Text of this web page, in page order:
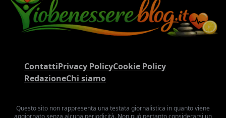
ContattiPrivacy PolicyCookie Policy
RedazioneChi siamo
Questo sito non rappresenta una testata giornalistica in quanto viene